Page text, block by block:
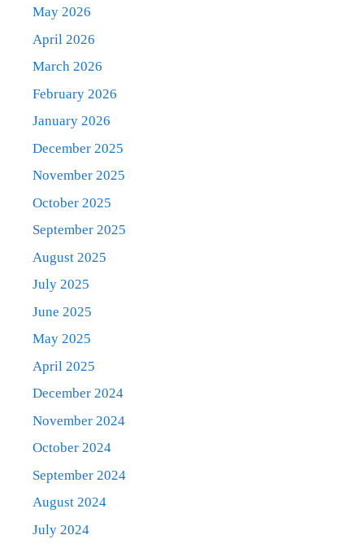
May 2026
April 2026
March 2026
February 2026
January 2026
December 2025
November 2025
October 2025
September 2025
August 2025
July 2025
June 2025
May 2025
April 2025
December 2024
November 2024
October 2024
September 2024
August 2024
July 2024